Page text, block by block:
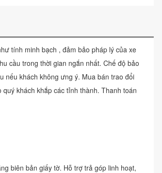
tính minh bạch , đảm bảo pháp lý của xe
cầu trong thời gian ngắn nhất. Chế độ bảo
nếu khách không ưng ý. Mua bán trao đổi
khách khắp các tỉnh thành. Thanh toán
biên bản giấy tờ. Hỗ trợ trả góp linh hoạt,